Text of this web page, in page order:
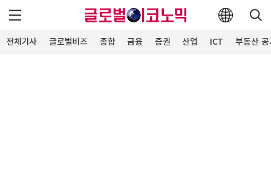
전체기사 글로벌비즈 종합 금융 증권 산업 ICT 부동산·